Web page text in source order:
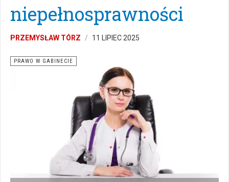
niepełnosprawności
PRZEMYSŁAW TÓRZ 11 LIPIEC 2025
PRAWO W GABINECIE